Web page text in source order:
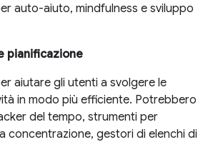
auto-aiuto, mindfulness e sviluppo
pianificazione
aiutare gli utenti a svolgere le
in modo più efficiente. Potrebbero
del tempo, strumenti per
concentrazione, gestori di elenchi di